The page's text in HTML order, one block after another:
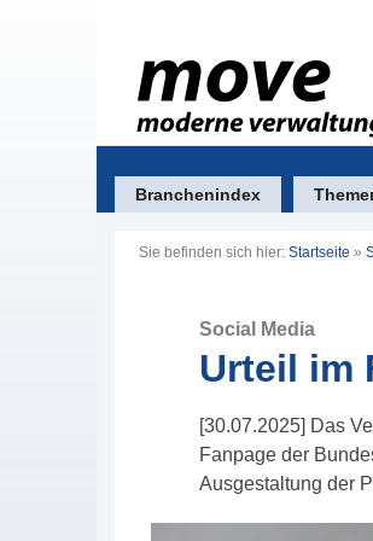
Branchenindex
Sie befinden sich hier: Startseite »
Social Media
Urteil im
[30.07.2025] Das
Fanpage der
Ausgestaltung der